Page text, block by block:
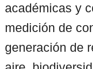
académicas y
medición de
generación de